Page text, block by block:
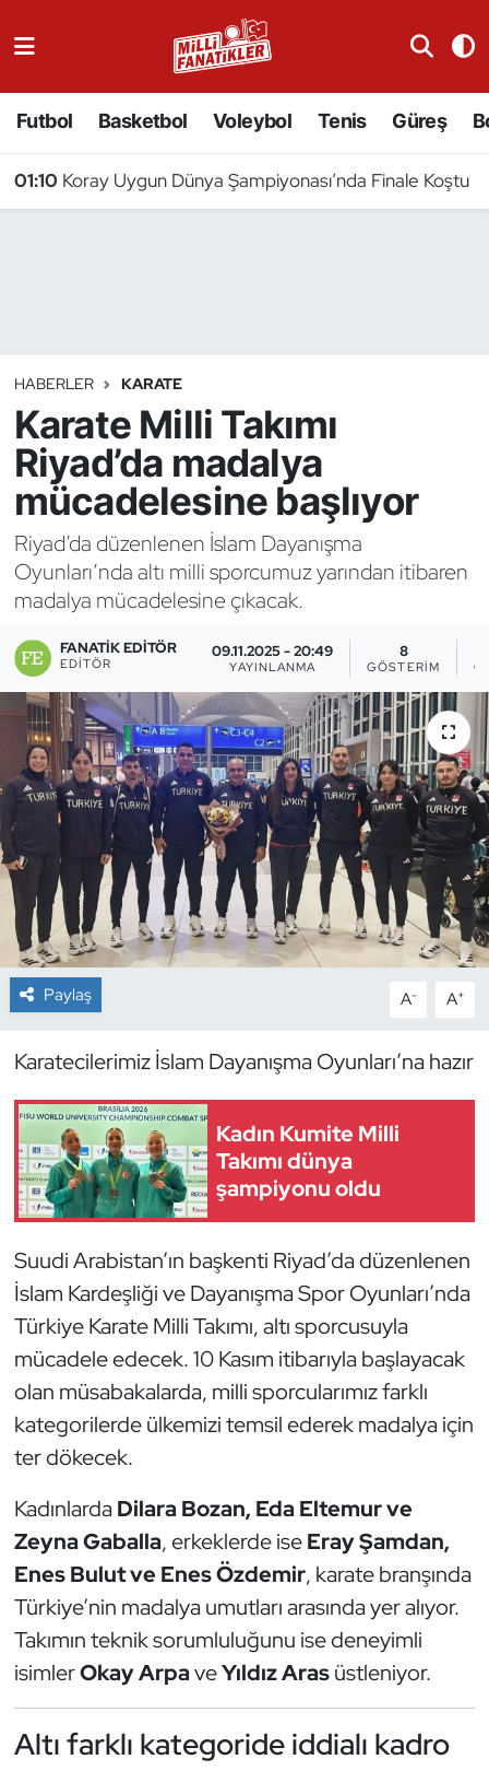
Futbol Basketbol Voleybol Tenis Güreş
01:10 Koray Uygun Dünya Şampiyonası’nda Finale Koştu
HABERLER KARATE
Karate Milli Takımı
Riyad’da madalya
mücadelesine başlıyor
Riyad’da düzenlenen İslam Dayanışma
Oyunları’nda altı milli sporcumuz yarından itibaren
madalya mücadelesine çıkacak.
FANATIK EDITÖR
EDITÖR
09.11.2025 - 20:49
YAYINLANMA
8
GÖSTERIM
Paylaş A- A+
Karatecilerimiz İslam Dayanışma Oyunları’na hazır
Kadın Kumite Milli
Takımı dünya
şampiyonu oldu
Suudi Arabistan’ın başkenti Riyad’da düzenlenen
İslam Kardeşliği ve Dayanışma Spor Oyunları’nda
Türkiye Karate Milli Takımı, altı sporcusuyla
mücadele edecek. 10 Kasım itibarıyla başlayacak
olan müsabakalarda, milli sporcularımız farklı
kategorilerde ülkemizi temsil ederek madalya için
ter dökecek.
Kadınlarda Dilara Bozan, Eda Eltemur ve
Zeyna Gaballa, erkeklerde iseEray Şamdan,
Enes Bulut ve Enes Özdemir, karate branşında
Türkiye’nin madalya umutları arasında yer alıyor.
Takımın teknik sorumluluğunu ise deneyimli
isimlerOkay ArpaveYıldız Arasüstleniyor.
Altı farklı kategoride iddialı kadro
Badminton
Binicilik
Bisiklet
Bocce Bowling Dart
Boks
Briç
Buz Hokeyi
Buz Pateni
Çim Hokeyi
Cimnastik
Curling
Dağcılık
E-Spor
Eskrim
Futbol
Futsal
Genel
Golf
Halter
Hava Sporları
Hentbol
Judo ve Kuraş